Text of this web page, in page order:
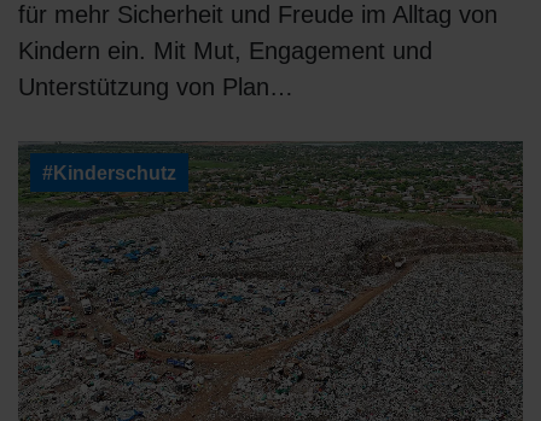
für mehr Sicherheit und Freude im Alltag von
Kindern ein. Mit Mut, Engagement und
Unterstützung von Plan…
#Kinderschutz